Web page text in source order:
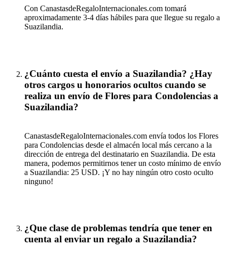
Con CanastasdeRegaloInternacionales.com tomará
aproximadamente 3-4 días hábiles para que llegue su regalo a
Suazilandia.
¿Cuánto cuesta el envío a Suazilandia? ¿Hay
otros cargos u honorarios ocultos cuando se
realiza un envío de Flores para Condolencias a
Suazilandia?
CanastasdeRegaloInternacionales.com envía todos los Flores
para Condolencias desde el almacén local más cercano a la
dirección de entrega del destinatario en Suazilandia. De esta
manera, podemos permitirnos tener un costo mínimo de envío
a Suazilandia: 25 USD. ¡Y no hay ningún otro costo oculto
ninguno!
¿Que clase de problemas tendría que tener en
cuenta al enviar un regalo a Suazilandia?